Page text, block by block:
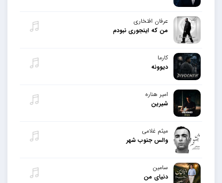
عرفان افتخاری
من که اینجوری نبودم
کارما
دیوونه
امیر هناره
شیرین
میثم غلامی
والس جنوب شهر
سامین
دنیای من